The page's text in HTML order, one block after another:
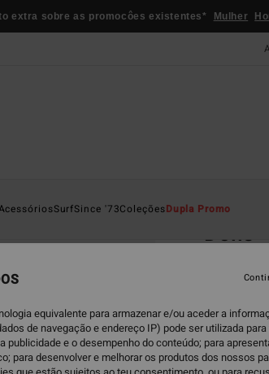
extra sobre as promocôes existentes* Mulher
SurfSince '73ColeçõesDupla Promo
Dolls
Paga 3 x €
equivalente para armazenar e/ou aceder a
de navegação e endereço IP) pode ser utilizada
e o desempenho do conteúdo; para
para desenvolver e melhorar os produtos dos nossos